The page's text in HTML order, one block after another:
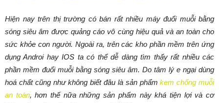
Hiện nay trên thị trường có bán rất nhiều máy đuổi muỗi bằng
sóng siêu âm được quảng cáo vô cùng hiệu quả và an toàn cho
sức khỏe con người. Ngoài ra, trên các kho phần mềm trên ứng
dụng Androi hay IOS ta có thể dễ dàng tìm thấy rất nhiều các
phần mềm đuổi muỗi bằng sóng siêu âm. Do tâm lý e ngại dùng
hoá chất cũng như không biết đâu là sản phẩmkem chống muỗi
an toàn, hơn thế nữa những sản phẩm này khá tiện lợi và cơ